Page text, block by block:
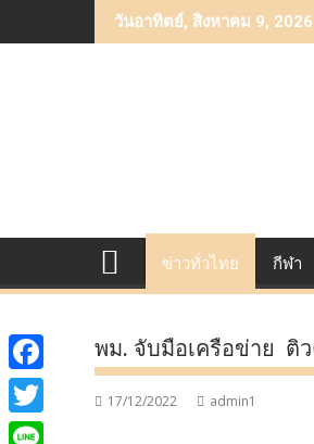
to
วันอาทิตย์, สิงหาคม 9, 2026
ข่าวทั่วไทย กีฬา
พม. จับมือเครือข่าย ติ
17/12/2022 admin1
F
a
T